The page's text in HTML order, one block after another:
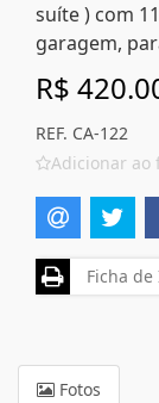
suíte ) com
garagem,
R$
REF. CA-122
Adicionar ao
Ficha
Fotos